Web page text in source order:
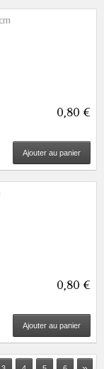
0,80 €
Ajouter au panier
0,80 €
Ajouter au panier